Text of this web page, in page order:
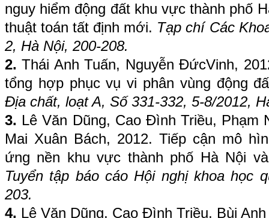
nguy hiểm động đất khu vực thành phố
thuật toán tất định mới. Tạp chí Các
2, Hà Nội, 200-208.
2. Thái Anh Tuấn, Nguyễn ĐứcVinh,
tổng hợp phục vụ vi phân vùng động
Địa chất, loạt A, Số 331-332, 5-8/2012,
3. Lê Văn Dũng, Cao Đình Triều, Phạm
Mai Xuân Bách, 2012. Tiếp cận mô
ứng nền khu vực thành phố Hà Nội
Tuyển tập báo cáo Hội nghị khoa học
203.
4. Lê Văn Dũng, Cao Đình Triều, Bùi